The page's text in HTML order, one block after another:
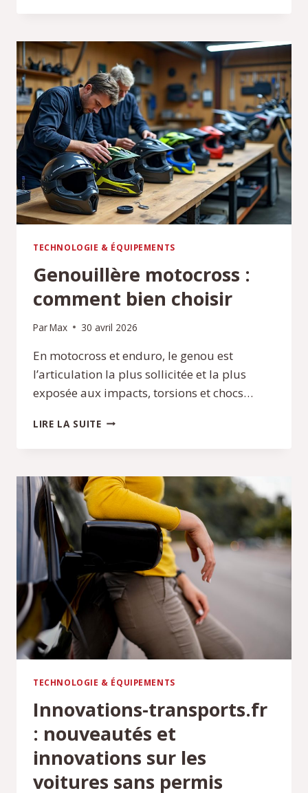
VOUS
VRAIMENT
PROTÉGÉ
?
TECHNOLOGIE & ÉQUIPEMENTS
Genouillère motocross :
comment bien choisir
ParMax 30 avril 2026
En motocross et enduro, le genou est
l’articulation la plus sollicitée et la plus
exposée aux impacts, torsions et chocs…
LIRE LA SUITEGENOUILLÈRE
BIEN
CHOISIR
TECHNOLOGIE & ÉQUIPEMENTS
Innovations-transports.fr
: nouveautés et
innovations sur les
voitures sans permis